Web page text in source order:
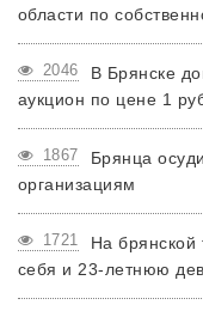
области по
2046
В Брянске
аукцион по цене 1
1867
Брянца
организациям
1721
На брянской
себя и 23-летнюю